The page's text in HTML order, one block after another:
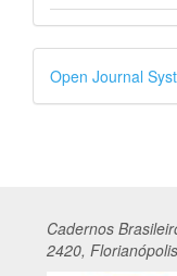
por
Open Journal
Cadernos Br
2420,